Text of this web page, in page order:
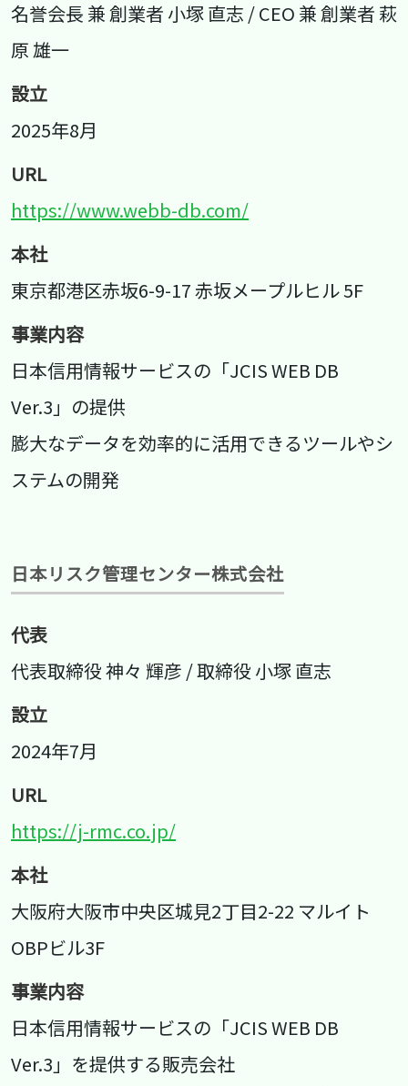
名誉会長 兼 創業者 小塚 直志 / CEO 兼 創業者 萩
原 雄一
設立
2025年8月
URL
https://www.webb-db.com/
本社
東京都港区赤坂6-9-17 赤坂メープルヒル 5F
事業内容
日本信用情報サービスの「JCIS WEB DB
Ver.3」の提供
膨大なデータを効率的に活用できるツールやシ
ステムの開発
日本リスク管理センター株式会社
代表
代表取締役 神々 輝彦 / 取締役 小塚 直志
設立
2024年7月
URL
https://j-rmc.co.jp/
本社
大阪府大阪市中央区城見2丁目2-22 マルイト
OBPビル3F
事業内容
日本信用情報サービスの「JCIS WEB DB
Ver.3」を提供する販売会社